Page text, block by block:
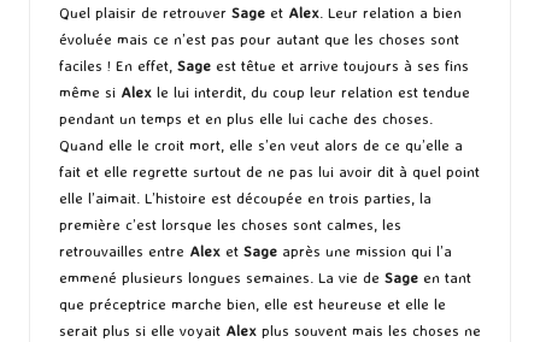
Quel plaisir de retrouver Sage et Alex. Leur relation a bien
évoluée mais ce n’est pas pour autant que les choses sont
faciles ! En effet, Sage est têtue et arrive toujours à ses fins
même si Alex le lui interdit, du coup leur relation est tendue
pendant un temps et en plus elle lui cache des choses.
Quand elle le croit mort, elle s’en veut alors de ce qu’elle a
fait et elle regrette surtout de ne pas lui avoir dit à quel point
elle l’aimait. L’histoire est découpée en trois parties, la
première c’est lorsque les choses sont calmes, les
retrouvailles entre Alex et Sage après une mission qui l’a
emmené plusieurs longues semaines. La vie de Sage en tant
que préceptrice marche bien, elle est heureuse et elle le
serait plus si elle voyait Alex plus souvent mais les choses ne